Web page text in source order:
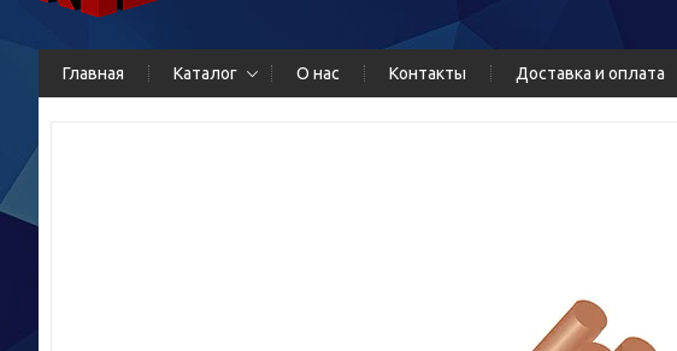
Главная Каталог О нас Контакты Доставка и оплата